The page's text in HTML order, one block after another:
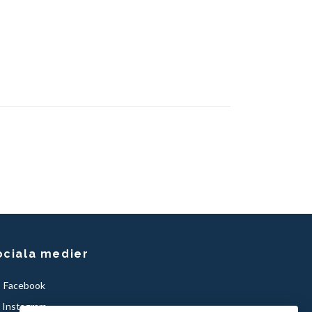
medier
Facebook
Instagram